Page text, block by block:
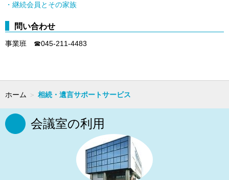
・継続会員とその家族
問い合わせ
事業班 ☎045-211-4483
ホーム ＞ 相続・遺言サポートサービス
会議室の利用